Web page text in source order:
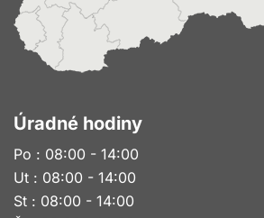
Úradné hodiny
Po : 08:00 - 14:00
Ut : 08:00 - 14:00
St : 08:00 - 14:00